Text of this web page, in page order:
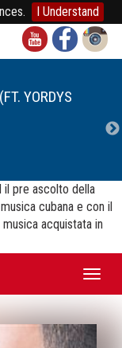
I Understand
YORDYS
il pre ascolto della
cubana e con il
acquistata in